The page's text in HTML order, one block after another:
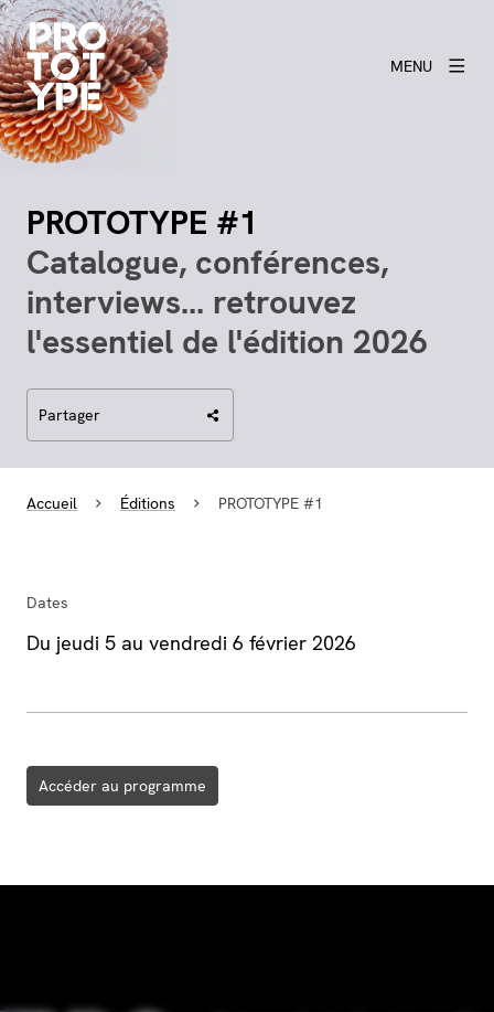
MENU
PROTOTYPE #1
Catalogue, conférences,
interviews... retrouvez
l'essentiel de l'édition 2026
Partager
Accueil Éditions PROTOTYPE #1
Dates
Du jeudi 5 au vendredi 6 février 2026
Accéder au programme